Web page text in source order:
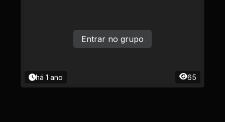
há 1 ano 65
Entrar no grupo